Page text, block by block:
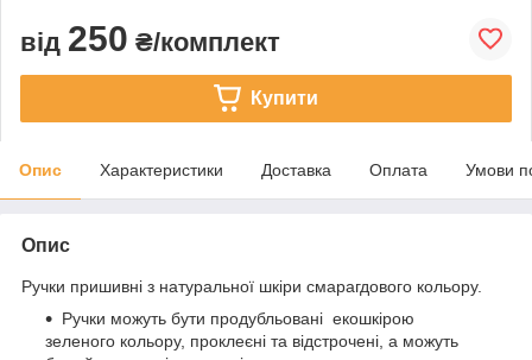
від 250 ₴/комплект
Купити
Опис Характеристики Доставка Оплата Умови
Опис
Ручки пришивні з натуральної шкіри смарагдового кольору.
Ручки можуть бути продубльовані екошкірою
зеленого кольору, проклеєні та відстрочені, а можуть